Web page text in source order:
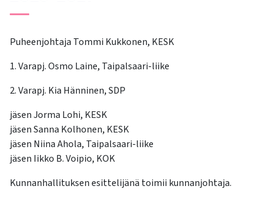
ja
Puheenjohtaja Tommi Kukkonen, KESK
1. Varapj. Osmo Laine, Taipalsaari-liike
2. Varapj. Kia Hänninen, SDP
jäsen Jorma Lohi, KESK
jäsen Sanna Kolhonen, KESK
jäsen Niina Ahola, Taipalsaari-liike
jäsen Iikko B. Voipio, KOK
Kunnanhallituksen esittelijänä toimii kunnanjohtaja.